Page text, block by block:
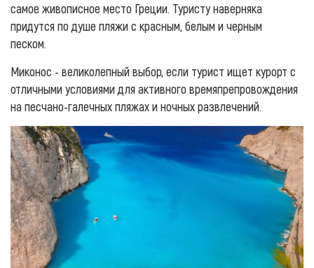
самое живописное место Греции. Туристу наверняка
придутся по душе пляжи с красным, белым и черным
песком.
Миконос - великолепный выбор, если турист ищет курорт с
отличными условиями для активного времяпрепровождения
на песчано-галечных пляжах и ночных развлечений.